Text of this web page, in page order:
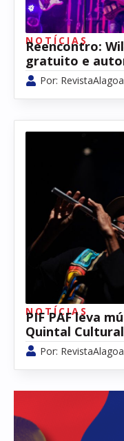
NOTÍCIAS
Reencontro:
gratuito e
Por:
NOTÍCIAS
PIF PAF leva
Quintal
Por: